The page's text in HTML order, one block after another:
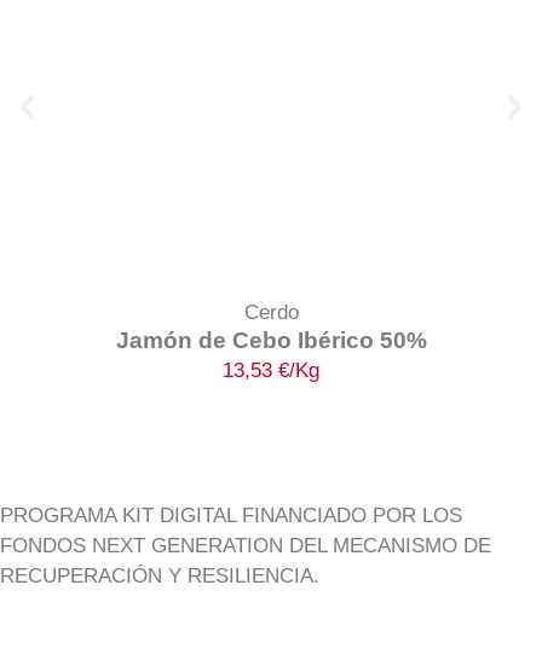
Cerdo
Jamón de Cebo Ibérico 50%
13,53 €/Kg
PROGRAMA KIT DIGITAL FINANCIADO POR LOS
FONDOS NEXT GENERATION DEL MECANISMO DE
RECUPERACIÓN Y RESILIENCIA.